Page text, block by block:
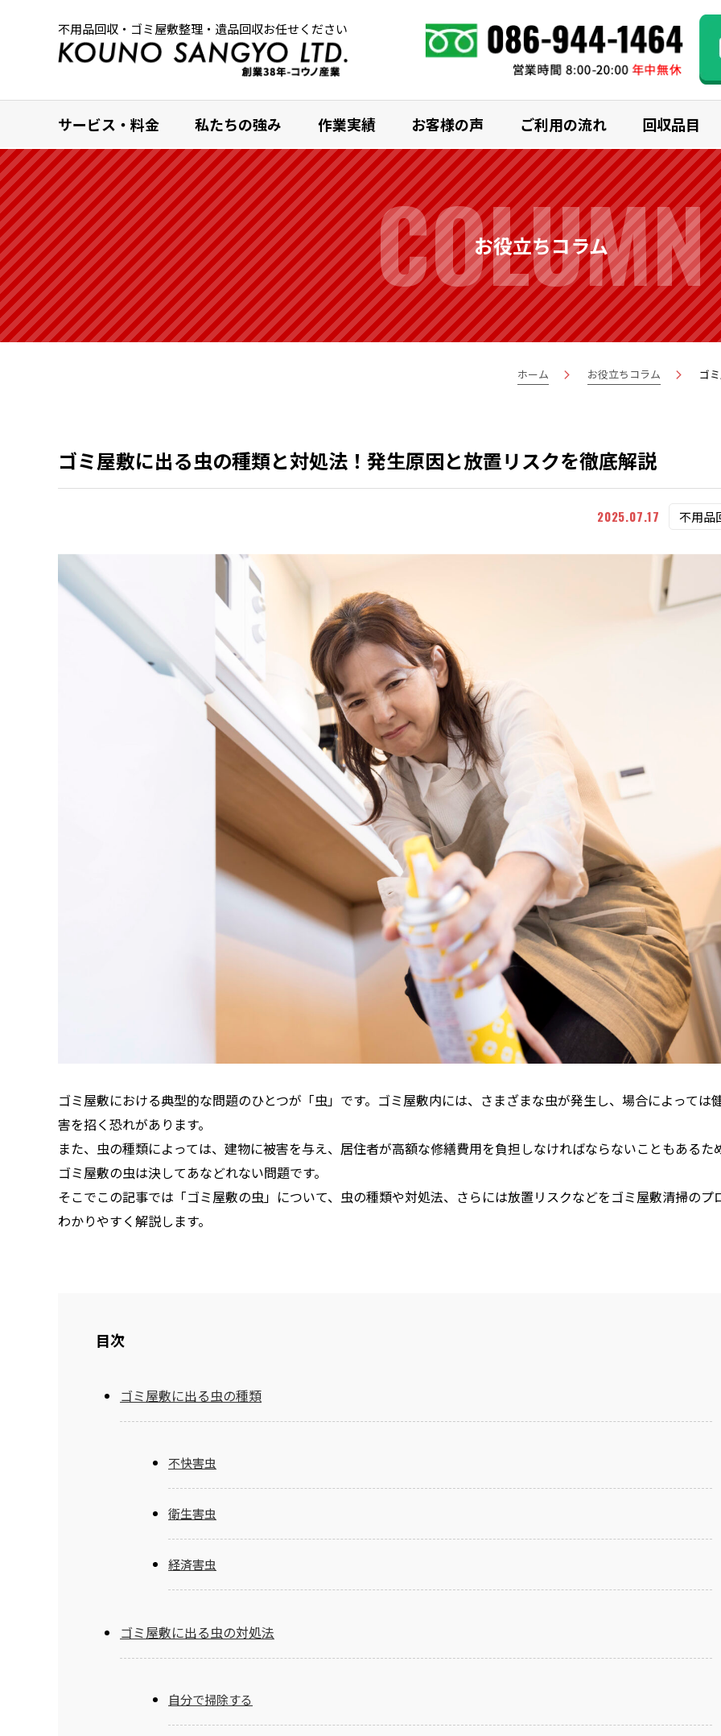
不用品回収・ゴミ屋敷整理・遺品回収お任せください
サービス・料金 私たちの強み 作業実績 お客様の声 ご利用の流れ 回収品目
COLUMN
お役立ちコラム
ホーム お役立ちコラム ゴ
ゴミ屋敷に出る虫の種類と対処法！発生原因と放置リスクを徹底解説
2025.07.17 不用品
ゴミ屋敷における典型的な問題のひとつが「虫」です。ゴミ屋敷内には、さまざまな虫が発生し、場合によっては
害を招く恐れがあります。
また、虫の種類によっては、建物に被害を与え、居住者が高額な修繕費用を負担しなければならないこともあるた
ゴミ屋敷の虫は決してあなどれない問題です。
そこでこの記事では「ゴミ屋敷の虫」について、虫の種類や対処法、さらには放置リスクなどをゴミ屋敷清掃のプ
わかりやすく解説します。
目次
ゴミ屋敷に出る虫の種類
不快害虫
衛生害虫
経済害虫
ゴミ屋敷に出る虫の対処法
自分で掃除する